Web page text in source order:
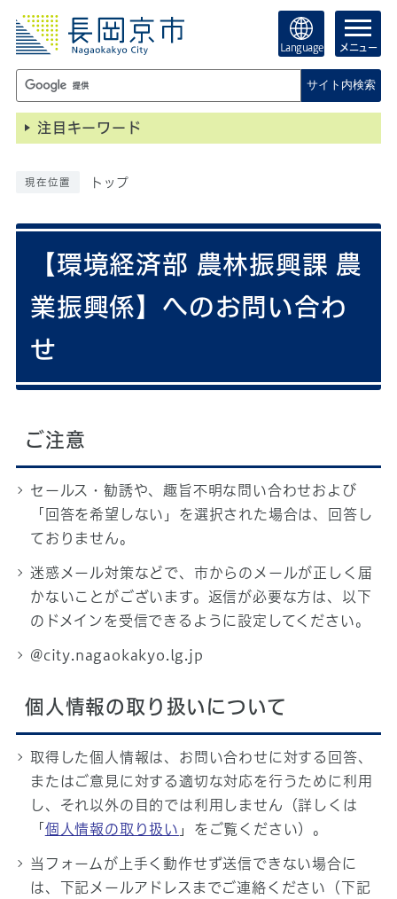
Language メニュー
サイト内検索
注目キーワード
現在位置 トップ
【環境経済部 農林振興課 農
業振興係】へのお問い合わ
せ
ご注意
セールス・勧誘や、趣旨不明な問い合わせおよび
「回答を希望しない」を選択された場合は、回答し
ておりません。
迷惑メール対策などで、市からのメールが正しく届
かないことがございます。返信が必要な方は、以下
のドメインを受信できるように設定してください。
@city.nagaokakyo.lg.jp
個人情報の取り扱いについて
取得した個人情報は、お問い合わせに対する回答、
またはご意見に対する適切な対応を行うために利用
し、それ以外の目的では利用しません（詳しくは
「 個人情報の取り扱い 」をご覧ください）。
当フォームが上手く動作せず送信できない場合に
は、下記メールアドレスまでご連絡ください（下記